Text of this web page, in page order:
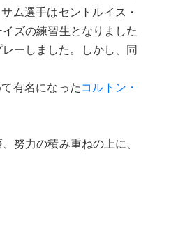
ム選手はセントルイス・
ズの練習生となりました
ーしました。しかし、同
有名になった コルトン・
努力の積み重ねの上に、